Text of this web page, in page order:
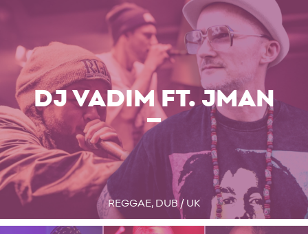
DJ VADIM FT. JMAN
REGGAE, DUB / UK